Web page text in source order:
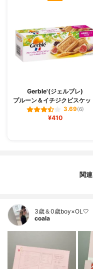
Gerble'(ジェルブレ)
プルーン＆イチジクビスケッ
3.69(6)
¥410
関
3歳＆0歳boy×OL🤍
coala